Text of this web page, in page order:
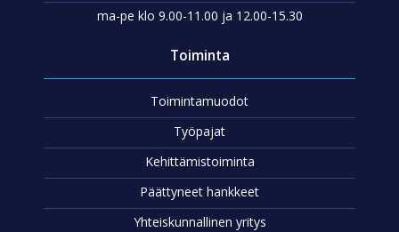
ma-pe klo 9.00-11.00 ja 12.00-15.30
Toiminta
Toimintamuodot
Työpajat
Kehittämistoiminta
Päättyneet hankkeet
Yhteiskunnallinen yritys